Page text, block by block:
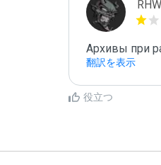
Архивы при
翻訳を表示
役立つ